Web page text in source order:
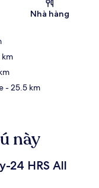
Nhà hàng
km
- 25.5 km
này
24 HRS All